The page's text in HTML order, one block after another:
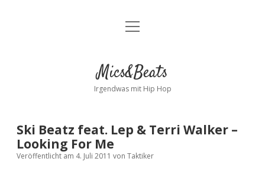
Kontakt
facebookinstagram
bandcamp
spotify
Menü
Mics&Beats
Irgendwas mit Hip Hop
Ski Beatz feat. Lep & Terri Walker –
Looking For Me
Veröffentlicht am 4. Juli 2011 von Taktiker